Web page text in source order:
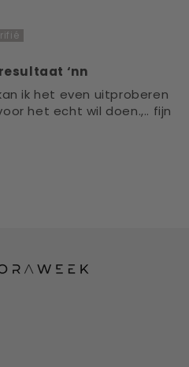
‘nn
ik het even uitproberen
het echt wil doen.,.. fijn